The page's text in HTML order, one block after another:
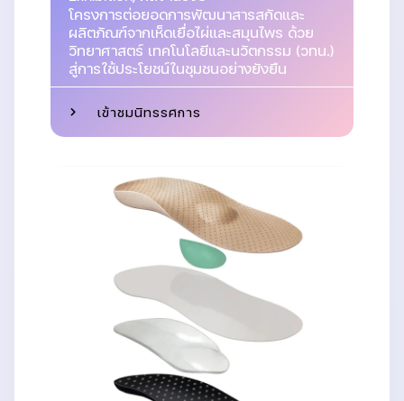
โครงการต่อยอดการพัฒนาสารสกัดและ
ผลิตภัณฑ์จากเห็ดเยื่อไผ่และสมุนไพร ด้วย
วิทยาศาสตร์ เทคโนโลยีและนวัตกรรม (วทน.)
สู่การใช้ประโยชน์ในชุมชนอย่างยังยืน
เข้าชมนิทรรศการ